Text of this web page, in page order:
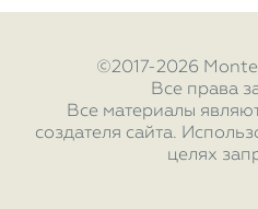
©2017-2026
Все права
Все материалы
создателя сайта.
целях